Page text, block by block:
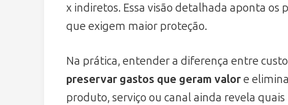
x indiretos. Essa visão detalhada aponta
que exigem maior proteção.
Na prática, entender a diferença entre
preservar gastos que geram valore
produto, serviço ou canal ainda revela